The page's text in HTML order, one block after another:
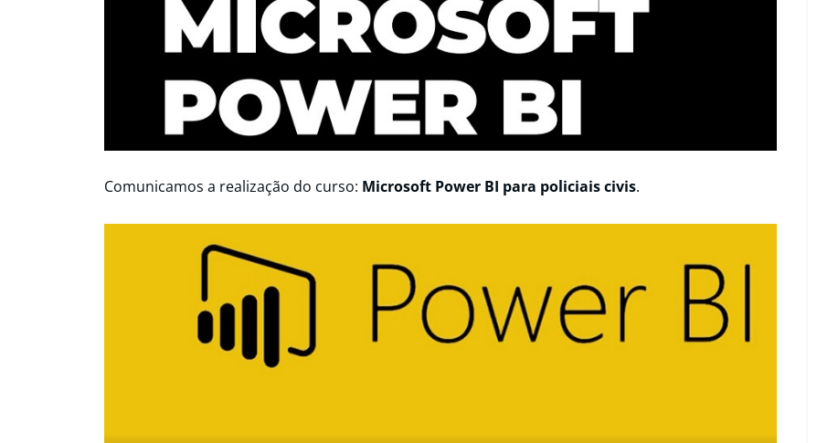
Comunicamos a realização do curso: Microsoft Power BI para policiais civis.